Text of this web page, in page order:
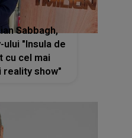
Sabbagh,
"Insula de
cu cel mai
show"